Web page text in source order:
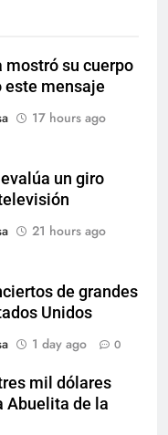
mostró su cuerpo
este mensaje
17 hours ago
un giro
21 hours ago
de grandes
Unidos
1 day ago 0
mil dólares
Abuelita de la